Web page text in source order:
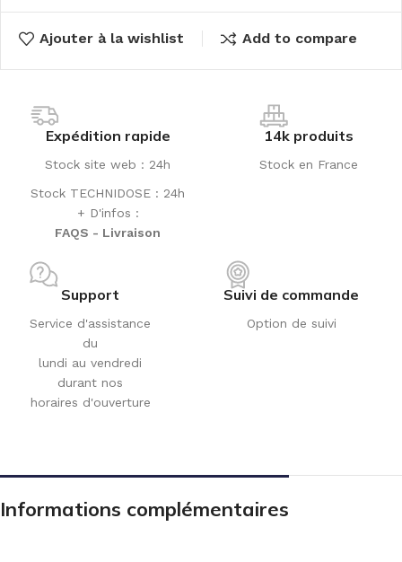
Ajouter à la wishlist Add to compare
Expédition rapide
Stock site web : 24h
Stock TECHNIDOSE : 24h
+ D'infos :
FAQS - Livraison
14k produits
Stock en France
Support
Service d'assistance
du
lundi au vendredi
durant nos
horaires d'ouverture
Suivi de commande
Option de suivi
Informations complémentaires